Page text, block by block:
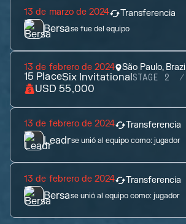
13 de marzo de 2024 Transferencia
Bersase fue del equipo
13 de febrero de 2024 São Paulo, Brazil
15 PlaceSix InvitationalSTAGE 2
USD 55,000
13 de febrero de 2024 Transferencia
Leadrse unió al equipo como:jugador
13 de febrero de 2024 Transferencia
Bersase unió al equipo como:jugador